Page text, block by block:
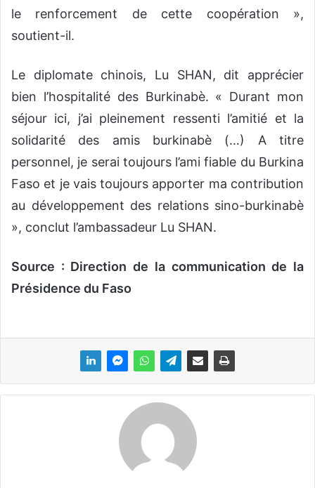
le renforcement de cette coopération »,
soutient-il.
Le diplomate chinois, Lu SHAN, dit apprécier
bien l’hospitalité des Burkinabè. « Durant mon
séjour ici, j’ai pleinement ressenti l’amitié et la
solidarité des amis burkinabè (…) A titre
personnel, je serai toujours l’ami fiable du Burkina
Faso et je vais toujours apporter ma contribution
au développement des relations sino-burkinabè
», conclut l’ambassadeur Lu SHAN.
Source : Direction de la communication de la
Présidence du Faso